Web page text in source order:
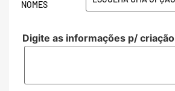
NOMES
Digite as informações p/ criação